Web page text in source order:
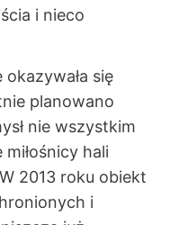
i nieco
się
planowano
nie wszystkim
miłośnicy hali
2013 roku obiekt
i